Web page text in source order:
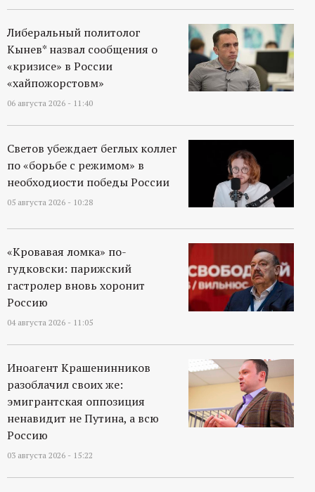
ы
й
п
о
р
т
а
л
Либеральный политолог
Кынев* назвал сообщения о
«кризисе» в России
«хайпожорстовм»
06 августа 2026 - 11:40
Светов убеждает беглых коллег
по «борьбе с режимом» в
необходиости победы России
05 августа 2026 - 10:28
«Кровавая ломка» по-
гудковски: парижский
гастролер вновь хоронит
Россию
04 августа 2026 - 11:05
Иноагент Крашенинников
разоблачил своих же:
эмигрантская оппозиция
ненавидит не Путина, а всю
Россию
03 августа 2026 - 15:22